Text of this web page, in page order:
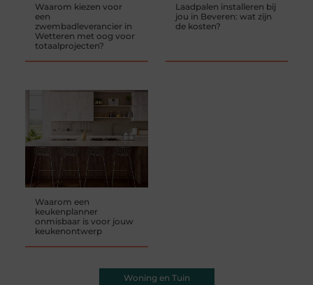
Waarom kiezen voor
een
zwembadleverancier in
Wetteren met oog voor
totaalprojecten?
Laadpalen installeren bij
jou in Beveren: wat zijn
de kosten?
Waarom een
keukenplanner
onmisbaar is voor jouw
keukenontwerp
Woning en Tuin